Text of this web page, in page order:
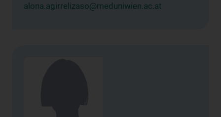
alona.agirrelizaso@meduniwien.ac.at